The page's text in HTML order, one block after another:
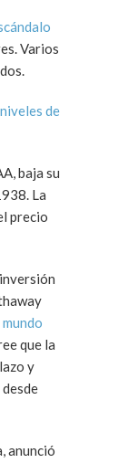
niveles de
baja su
La
precio
que la
y
anunció